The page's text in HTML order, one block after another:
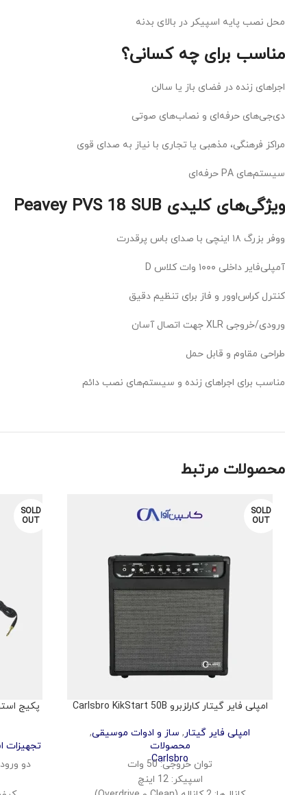
محل نصب پایه اسپیکر در بالای بدنه
مناسب برای چه کسانی؟
اجراهای زنده در فضای باز یا سالن
دی‌جی‌های حرفه‌ای و نصاب‌های صوتی
مراکز فرهنگی، مذهبی یا تجاری با نیاز به صدای قوی
سیستم‌های PA حرفه‌ای
ویژگی‌های کلیدی Peavey PVS 18 SUB
ووفر بزرگ ۱۸ اینچی با صدای باس پرقدرت
آمپلی‌فایر داخلی ۱۰۰۰ وات کلاس D
کنترل کراس‌اوور و فاز برای تنظیم دقیق
ورودی/خروجی XLR جهت اتصال آسان
طراحی مقاوم و قابل حمل
مناسب برای اجراهای زنده و سیستم‌های نصب دائم
محصولات مرتبط
SOLD
OUT
امپلی فایر گیتار کارلزبرو Carlsbro KikStart 50B
امپلی فایر گیتار, ساز و ادوات موسیقی,
محصولات
Carlsbro
توان خروجی: 50 وات
اسپیکر: 12 اینچ
SOLD
OUT
تجهیزات
دو